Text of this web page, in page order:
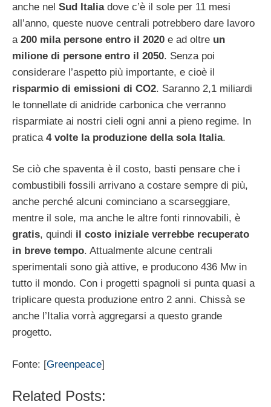
anche nel Sud Italia dove c’è il sole per 11 mesi
all’anno, queste nuove centrali potrebbero dare lavoro
a 200 mila persone entro il 2020 e ad oltre un
milione di persone entro il 2050. Senza poi
considerare l’aspetto più importante, e cioè il
risparmio di emissioni di CO2. Saranno 2,1 miliardi
le tonnellate di anidride carbonica che verranno
risparmiate ai nostri cieli ogni anni a pieno regime. In
pratica 4 volte la produzione della sola Italia.
Se ciò che spaventa è il costo, basti pensare che i
combustibili fossili arrivano a costare sempre di più,
anche perché alcuni cominciano a scarseggiare,
mentre il sole, ma anche le altre fonti rinnovabili, è
gratis, quindi il costo iniziale verrebbe recuperato
in breve tempo. Attualmente alcune centrali
sperimentali sono già attive, e producono 436 Mw in
tutto il mondo. Con i progetti spagnoli si punta quasi a
triplicare questa produzione entro 2 anni. Chissà se
anche l’Italia vorrà aggregarsi a questo grande
progetto.
Fonte: [Greenpeace]
Related Posts: